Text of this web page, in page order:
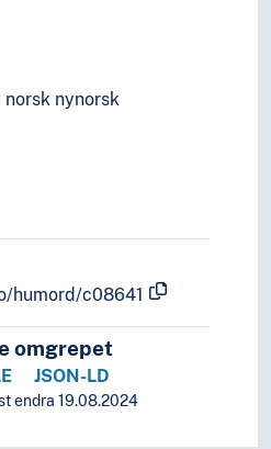
norsk nynorsk
humord/c08641
omgrepet
JSON-LD
endra 19.08.2024